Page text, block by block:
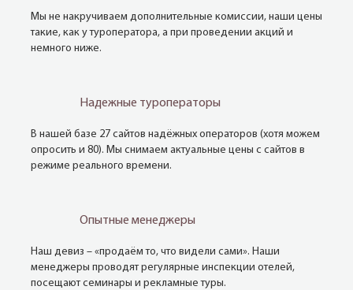
Мы не накручиваем дополнительные комиссии, наши цены
такие, как у туроператора, а при проведении акций и
немного ниже.
Надежные туроператоры
В нашей базе 27 сайтов надёжных операторов (хотя можем
опросить и 80). Мы снимаем актуальные цены с сайтов в
режиме реального времени.
Опытные менеджеры
Наш девиз – «продаём то, что видели сами». Наши
менеджеры проводят регулярные инспекции отелей,
посещают семинары и рекламные туры.